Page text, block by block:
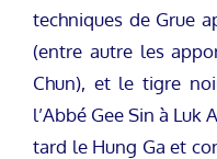
techniques de Grue
(entre autre les
Chun), et le tigre
l’Abbé Gee Sin à Luk
tard le Hung Ga et